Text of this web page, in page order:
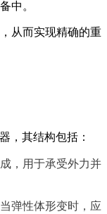
中。
从而实现精确的重
，其结构包括：
，用于承受外力并
弹性体形变时，应